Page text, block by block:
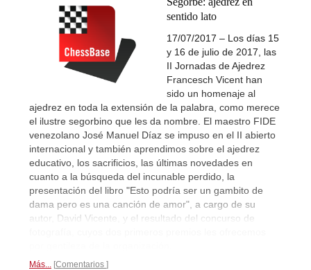
sentido lato
17/07/2017 – Los días 15
y 16 de julio de 2017, las
II Jornadas de Ajedrez
Francesch Vicent han
sido un homenaje al
ajedrez en toda la extensión de la palabra, como merece
el ilustre segorbino que les da nombre. El maestro FIDE
venezolano José Manuel Díaz se impuso en el II abierto
internacional y también aprendimos sobre el ajedrez
educativo, los sacrificios, las últimas novedades en
cuanto a la búsqueda del incunable perdido, la
presentación del libro "Esto podría ser un gambito de
dama pero es una canción de amor", a cargo de su
autor, David Vicente, y el resultado del concurso de
Más... Comentarios